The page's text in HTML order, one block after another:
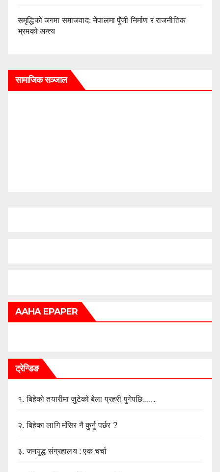
समृद्धिको जगमा समाजवाद: नेपालमा पुँजी निर्माण र राजनीतिक
भ्रमको अन्त्य
सामाजिक सञ्जाल
AAHA EPAPER
ट्रेन्डिङ
१.बिहेको तयारीमा जुटेको बेला प्रहरी पुगेपछि......
२.बिहेका लागि मंसिर नै कुर्नु पर्छर ?
३.जनयुद्ध संग्रहालय : एक चर्चा